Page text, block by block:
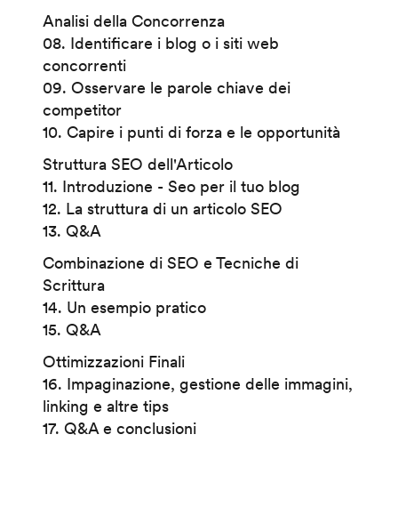
Analisi della Concorrenza
08. Identificare i blog o i siti web
concorrenti
09. Osservare le parole chiave dei
competitor
10. Capire i punti di forza e le opportunità
Struttura SEO dell'Articolo
11. Introduzione - Seo per il tuo blog
12. La struttura di un articolo SEO
13. Q&A
Combinazione di SEO e Tecniche di
Scrittura
14. Un esempio pratico
15. Q&A
Ottimizzazioni Finali
16. Impaginazione, gestione delle immagini,
linking e altre tips
17. Q&A e conclusioni